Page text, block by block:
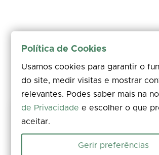
Keep this trail safe
Política de Cookies
Usamos cookies para garantir o
do site, medir visitas e mostrar
relevantes. Podes saber mais na
de Privacidade e escolher o que
aceitar.
Gerir preferências